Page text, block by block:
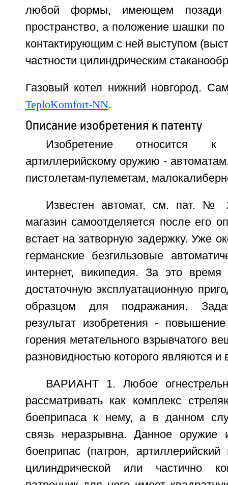
любой формы, имеющем позади
пространство, а положение шашки по
контактирующим с ней выступом
частности цилиндрическим
Газовый котел нижний новгород.
TeploKomfort-NN.
Описание изобретения к патенту
Изобретение относится
артиллерийскому оружию -
пистолетам-пулеметам,
Известен автомат, см. пат. №
магазин самоотделяется после его
встает на затворную задержку. Уже
германские безгильзовые
интернет, википедия. За это
достаточную эксплуатационную
образцом для подражания.
результат изобретения -
горения метательного взрывчатого
разновидностью которого являются и
ВАРИАНТ 1. Любое
рассматривать как комплекс
боеприпаса к нему, а в данном
связь неразрывна. Данное оружие
боеприпас (патрон,
цилиндрической или частично